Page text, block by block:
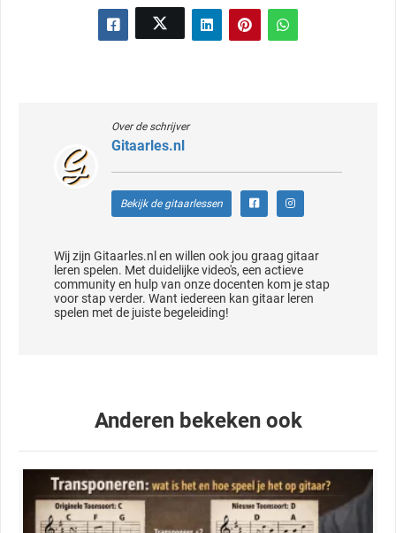
Over de schrijver
Gitaarles.nl
Bekijk de gitaarlessen
Wij zijn Gitaarles.nl en willen ook jou graag gitaar
leren spelen. Met duidelijke video's, een actieve
community en hulp van onze docenten kom je stap
voor stap verder. Want iedereen kan gitaar leren
spelen met de juiste begeleiding!
Anderen bekeken ook